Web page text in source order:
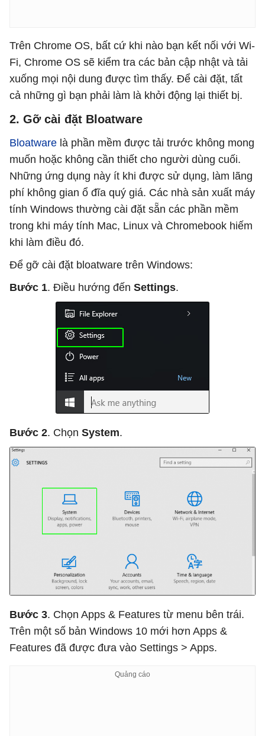
Trên Chrome OS, bất cứ khi nào bạn kết nối với Wi-
Fi, Chrome OS sẽ kiểm tra các bản cập nhật và tải
xuống mọi nội dung được tìm thấy. Để cài đặt, tất
cả những gì bạn phải làm là khởi động lại thiết bị.
2. Gỡ cài đặt Bloatware
Bloatware là phần mềm được tải trước không mong
muốn hoặc không cần thiết cho người dùng cuối.
Những ứng dụng này ít khi được sử dụng, làm lãng
phí không gian ổ đĩa quý giá. Các nhà sản xuất máy
tính Windows thường cài đặt sẵn các phần mềm
trong khi máy tính Mac, Linux và Chromebook hiếm
khi làm điều đó.
Để gỡ cài đặt bloatware trên Windows:
Bước 1. Điều hướng đến Settings.
Bước 2. Chọn System.
Bước 3. Chọn Apps & Features từ menu bên trái.
Trên một số bản Windows 10 mới hơn Apps &
Features đã được đưa vào Settings > Apps.